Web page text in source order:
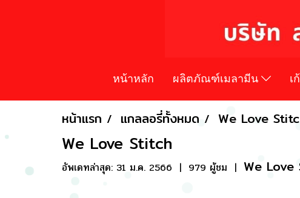
หน้าหลัก ผลิตภัณฑ์เมลามีน เ
หน้าแรก แกลลอรี่ทั้งหมด We Love
We Love Stitch
อัพเดทล่าสุด: 31 ม.ค. 2566 | 979 ผู้ชม | We Love